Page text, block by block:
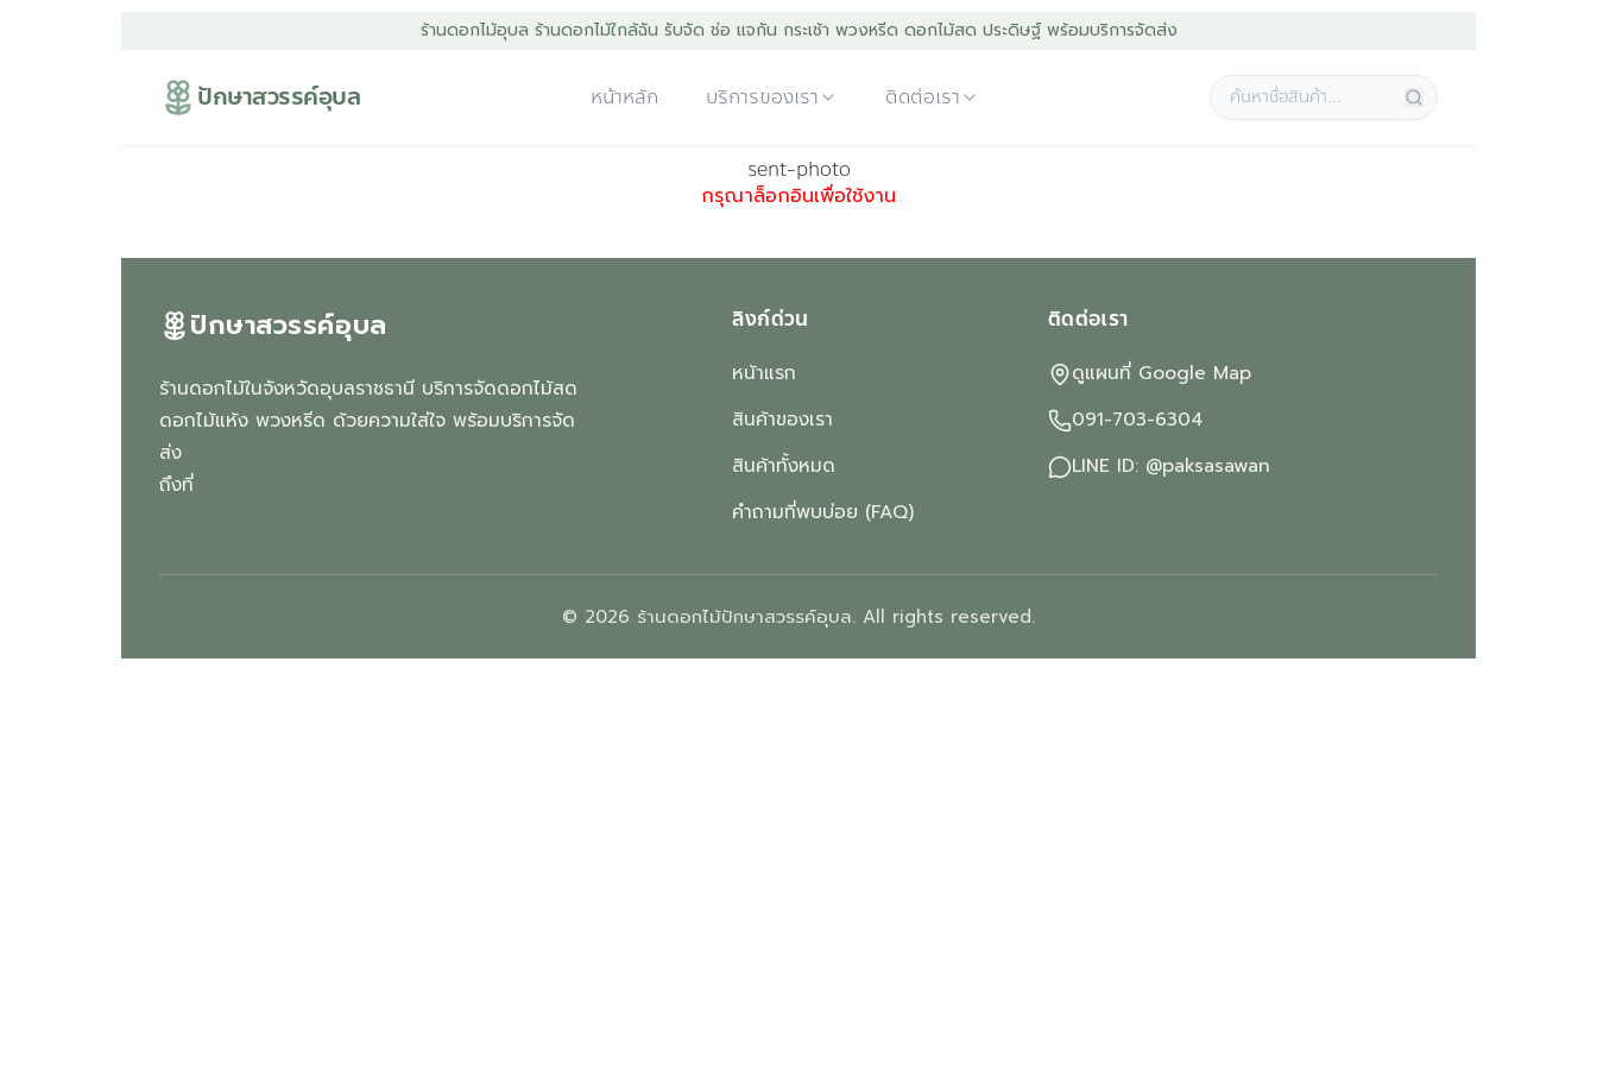
ร้านดอกไม้อุบล ร้านดอกไม้ใกล้ฉัน รับจัด ช่อ แจกัน กระเช้า พวงหรีด ดอกไม้สด ประดิษฐ์ พร้อมบริการจัดส่ง
ปักษาสวรรค์อุบล หน้าหลัก บริการของเรา ติดต่อเรา
sent-photo
กรุณาล็อกอินเพื่อใช้งาน
ปักษาสวรรค์อุบล
ร้านดอกไม้ในจังหวัดอุบลราชธานี บริการจัดดอกไม้สด
ดอกไม้แห้ง พวงหรีด ด้วยความใส่ใจ พร้อมบริการจัด
ส่ง
ถึงที่
ลิงก์ด่วน
หน้าแรก
สินค้าของเรา
สินค้าทั้งหมด
คำถามที่พบบ่อย (FAQ)
ติดต่อเรา
ดูแผนที่ Google Map
091-703-6304
LINE ID: @paksasawan
© 2026 ร้านดอกไม้ปักษาสวรรค์อุบล. All rights reserved.